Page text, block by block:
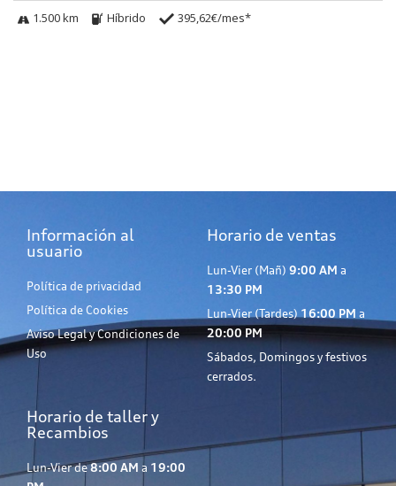
1.500 km Híbrido 395,62€/mes*
Información al
usuario
Política de privacidad
Política de Cookies
Aviso Legal y Condiciones de
Uso
Horario de ventas
Lun-Vier (Mañ) 9:00 AM a
13:30 PM
Lun-Vier (Tardes) 16:00 PM a
20:00 PM
Sábados, Domingos y festivos
cerrados.
Horario de taller y
Recambios
Lun-Vier de8:00 AM a 19:00